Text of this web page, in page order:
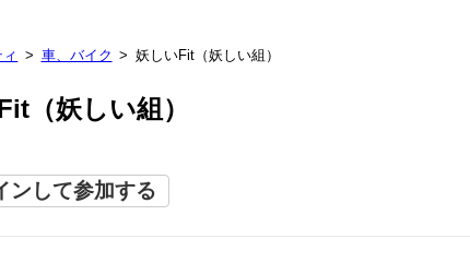
車、バイク 妖しいFit（妖しい組）
（妖しい組）
ンして参加する